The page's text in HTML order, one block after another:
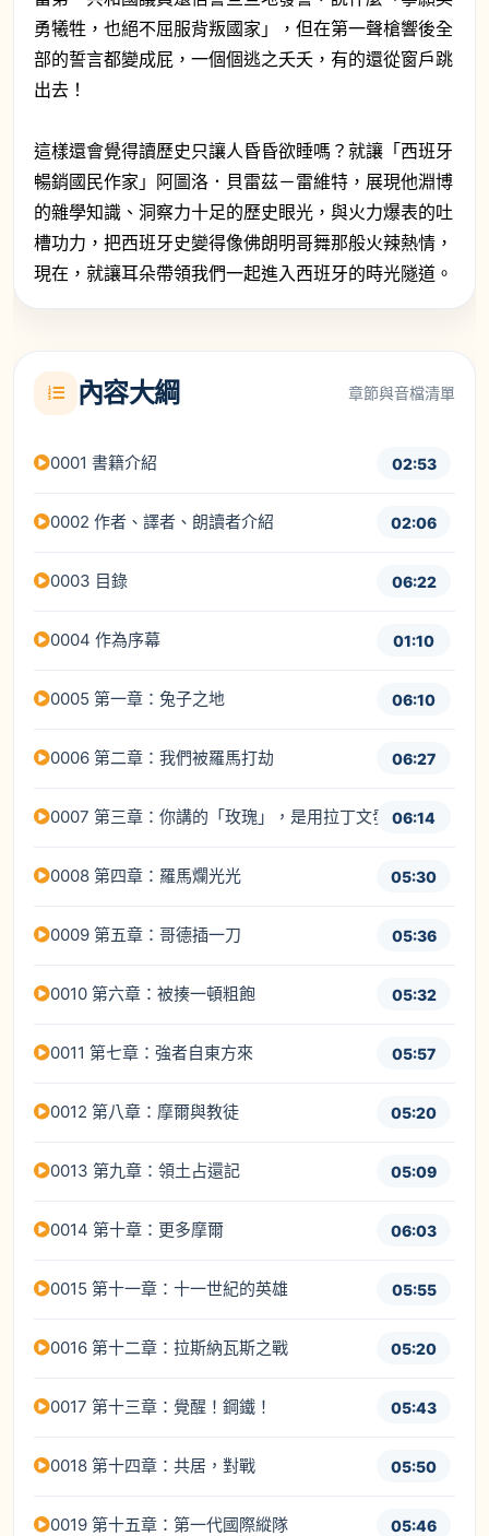
勇犧牲，也絕不屈服背叛國家」，但在第一聲槍響後全
部的誓言都變成屁，一個個逃之夭夭，有的還從窗戶跳
出去！
這樣還會覺得讀歷史只讓人昏昏欲睡嗎？就讓「西班牙
暢銷國民作家」阿圖洛．貝雷茲－雷維特，展現他淵博
的雜學知識、洞察力十足的歷史眼光，與火力爆表的吐
槽功力，把西班牙史變得像佛朗明哥舞那般火辣熱情，
現在，就讓耳朵帶領我們一起進入西班牙的時光隧道。
內容大綱 章節與音檔清單
0001 書籍介紹 02:53
0002 作者、譯者、朗讀者介紹 02:06
0003 目錄 06:22
0004 作為序幕 01:10
0005 第一章：兔子之地 06:10
0006 第二章：我們被羅馬打劫 06:27
0007 第三章：你講的「玫瑰」，是用拉丁文發音的嗎？
06:14
0008 第四章：羅馬爛光光 05:30
0009 第五章：哥德插一刀 05:36
0010 第六章：被揍一頓粗飽 05:32
0011 第七章：強者自東方來 05:57
0012 第八章：摩爾與教徒 05:20
0013 第九章：領土占還記 05:09
0014 第十章：更多摩爾 06:03
0015 第十一章：十一世紀的英雄 05:55
0016 第十二章：拉斯納瓦斯之戰 05:20
0017 第十三章：覺醒！鋼鐵！ 05:43
0018 第十四章：共居，對戰 05:50
0019 第十五章：第一代國際縱隊 05:46